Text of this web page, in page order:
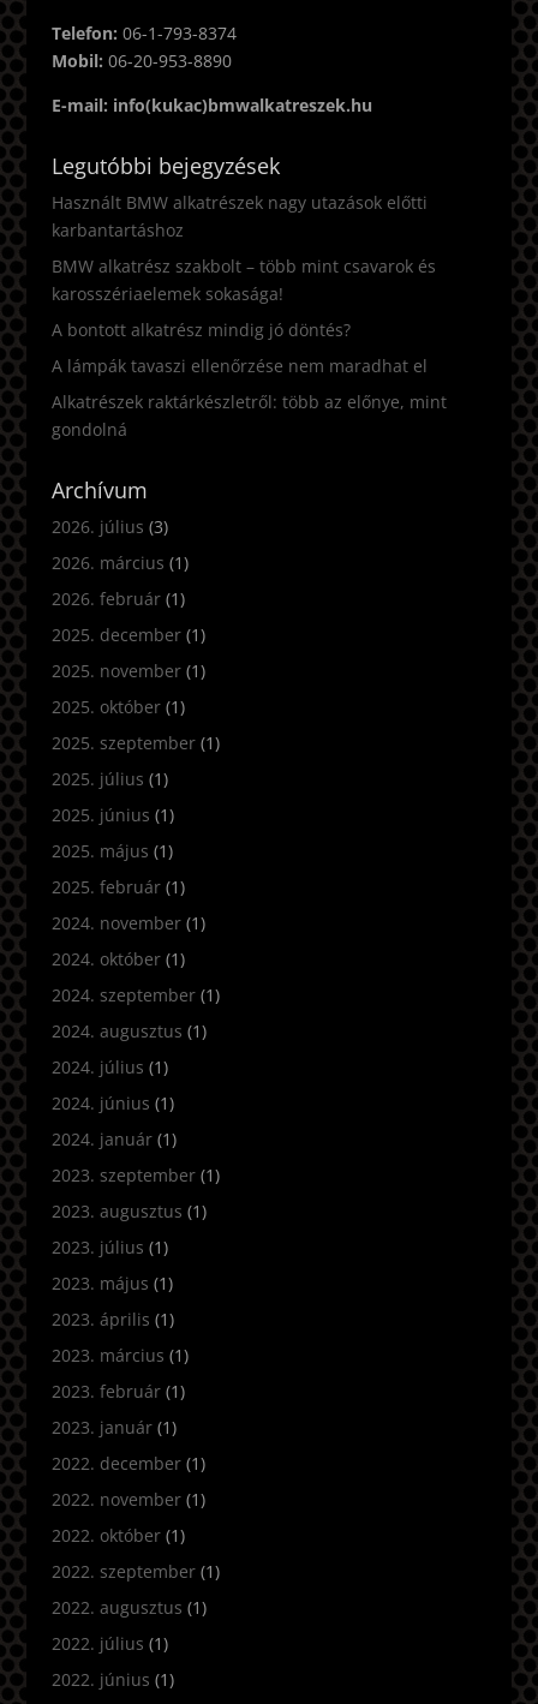
Telefon: 06-1-793-8374
Mobil: 06-20-953-8890
E-mail: info(kukac)bmwalkatreszek.hu
Legutóbbi bejegyzések
Használt BMW alkatrészek nagy utazások előtti
karbantartáshoz
BMW alkatrész szakbolt – több mint csavarok és
karosszériaelemek sokasága!
A bontott alkatrész mindig jó döntés?
A lámpák tavaszi ellenőrzése nem maradhat el
Alkatrészek raktárkészletről: több az előnye, mint
gondolná
Archívum
2026. július (3)
2026. március (1)
2026. február(1)
2025. december(1)
2025. november(1)
2025. október(1)
2025. szeptember(1)
2025. július (1)
2025. június (1)
2025. május (1)
2025. február(1)
2024. november(1)
2024. október(1)
2024. szeptember(1)
2024. augusztus (1)
2024. július (1)
2024. június (1)
2024. január(1)
2023. szeptember(1)
2023. augusztus (1)
2023. július (1)
2023. május (1)
2023. április (1)
2023. március (1)
2023. február(1)
2023. január(1)
2022. december(1)
2022. november(1)
2022. október(1)
2022. szeptember(1)
2022. augusztus (1)
2022. július (1)
2022. június (1)